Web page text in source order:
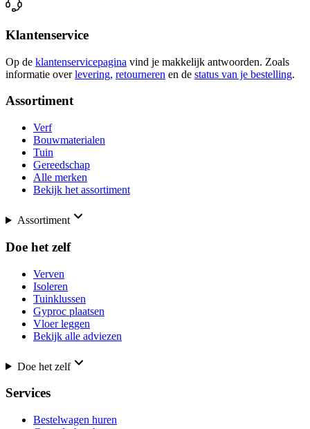
Klantenservice
Op de klantenservicepagina vind je makkelijk antwoorden. Zoals
informatie over levering, retourneren en de status van je bestelling.
Assortiment
Verf
Bouwmaterialen
Tuin
Gereedschap
Alle merken
Bekijk het assortiment
Assortiment
Doe het zelf
Verven
Isoleren
Tuinklussen
Gyproc plaatsen
Vloer leggen
Bekijk alle adviezen
Doe het zelf
Services
Bestelwagen huren